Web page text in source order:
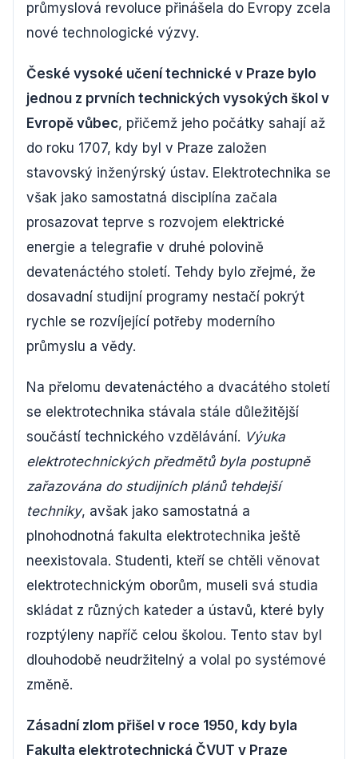
průmyslová revoluce přinášela do Evropy zcela
nové technologické výzvy.
České vysoké učení technické v Praze bylo
jednou z prvních technických vysokých škol v
Evropě vůbec, přičemž jeho počátky sahají až
do roku 1707, kdy byl v Praze založen
stavovský inženýrský ústav. Elektrotechnika se
však jako samostatná disciplína začala
prosazovat teprve s rozvojem elektrické
energie a telegrafie v druhé polovině
devatenáctého století. Tehdy bylo zřejmé, že
dosavadní studijní programy nestačí pokrýt
rychle se rozvíjející potřeby moderního
průmyslu a vědy.
Na přelomu devatenáctého a dvacátého století
se elektrotechnika stávala stále důležitější
součástí technického vzdělávání. Výuka
elektrotechnických předmětů byla postupně
zařazována do studijních plánů tehdejší
techniky, avšak jako samostatná a
plnohodnotná fakulta elektrotechnika ještě
neexistovala. Studenti, kteří se chtěli věnovat
elektrotechnickým oborům, museli svá studia
skládat z různých kateder a ústavů, které byly
rozptýleny napříč celou školou. Tento stav byl
dlouhodobě neudržitelný a volal po systémové
změně.
Zásadní zlom přišel v roce 1950, kdy byla
Fakulta elektrotechnická ČVUT v Praze